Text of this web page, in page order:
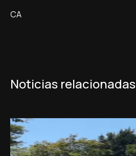
CA
Noticias relacionadas